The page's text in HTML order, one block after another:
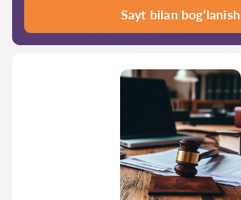
Sayt bilan bog‘lanish